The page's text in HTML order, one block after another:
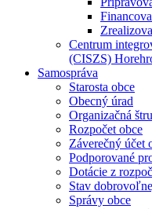
Centrum
(CISZS)
Samospráva
Starosta obce
Obecný úrad
Organizačná
Rozpočet obce
Záverečný účet
Podporované
Dotácie z
Stav
Správy obce